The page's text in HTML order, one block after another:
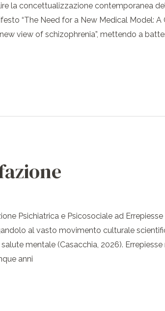
la concettualizzazione contemporanea
“The Need for a New Medical Model:
view of schizophrenia”, mettendo a
Psichiatrica e Psicosociale ad
al vasto movimento culturale
mentale (Casacchia, 2026).
anni